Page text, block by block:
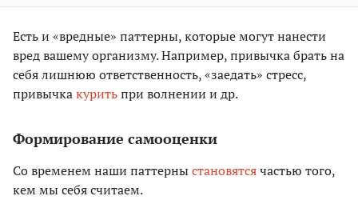
Есть и «вредные» паттерны, которые могут нанести
вред вашему организму. Например, привычка брать на
себя лишнюю ответственность, «заедать» стресс,
привычкакуритьпри волнении и др.
Формирование самооценки
Со временем наши паттерныстановятсячастью того,
кем мы себя считаем.